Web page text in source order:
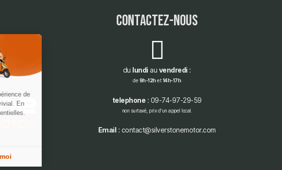
contactez-nous
du lundi au vendredi :
de 9h-12het 14h-17h
telephone : 09-74-97-29-59
non surtaxé, prix d'un appel local.
Email : contact@silverstonemotor.com